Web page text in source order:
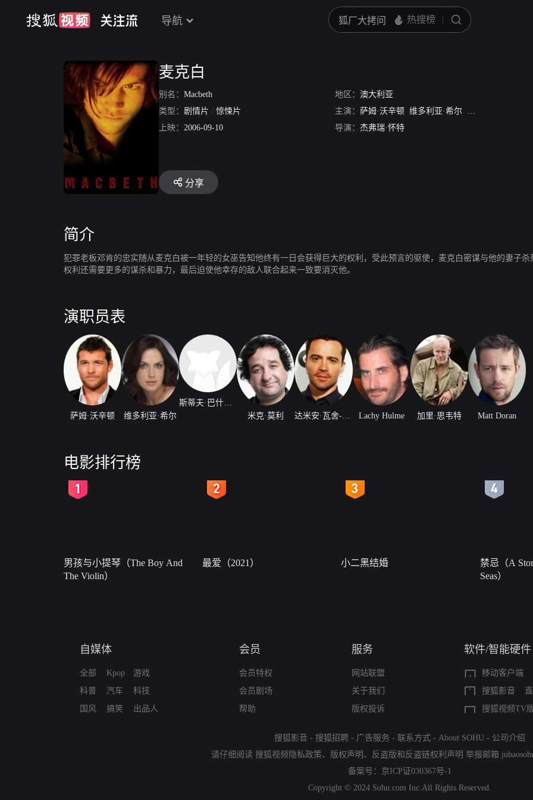
导航
麦克白
别名： Macbeth 地区： 澳大利亚
类型： 剧情片 / 惊悚片 主演： 萨姆·沃辛顿 维多利亚·希尔 斯蒂夫·巴什托尼
上映： 2006-09-10 导演： 杰弗瑞·怀特
分享
简介
犯罪老板邓肯的忠实随从麦克白被一年轻的女巫告知他终有一日会获得巨大的权利，受此预言的驱使，麦克白密谋与他的妻子
权利还需要更多的谋杀和暴力，最后迫使他幸存的敌人联合起来一致要消灭他。
演职员表
萨姆·沃辛顿 维多利亚·希尔
斯蒂夫·巴什托尼
米克·莫利
Lachy Hulme 加里·思韦特 Matt Doran
电影排行榜
男孩与小提琴（The Boy And
The Violin）
最爱（2021） 小二黑结婚
禁忌（A
Seas）
自媒体
全部
科普
国风
Kpop
汽车
搞笑
游戏
科技
出品人
会员
会员特权
会员剧场
帮助
服务
网站联盟
关于我们
版权投诉
软件/智能硬件
移动客户端
搜狐影音
搜狐视频TV
搜狐影音 - 搜狐招聘 - 广告服务 - 联系方式 - About SOHU - 公司介绍
请仔细阅读 搜狐视频隐私政策、 版权声明 、 反盗版和反盗链权利声明 举报邮箱
备案号： 京ICP证030367号-1
Copyright © 2024 Sohu.com Inc.All Rights Reserved.